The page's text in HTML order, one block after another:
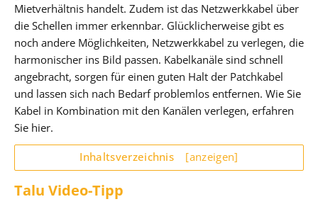
Mietverhältnis handelt. Zudem ist das Netzwerkkabel über
die Schellen immer erkennbar. Glücklicherweise gibt es
noch andere Möglichkeiten, Netzwerkkabel zu verlegen, die
harmonischer ins Bild passen. Kabelkanäle sind schnell
angebracht, sorgen für einen guten Halt der Patchkabel
und lassen sich nach Bedarf problemlos entfernen. Wie Sie
Kabel in Kombination mit den Kanälen verlegen, erfahren
Sie hier.
Inhaltsverzeichnis [anzeigen]
Talu Video-Tipp